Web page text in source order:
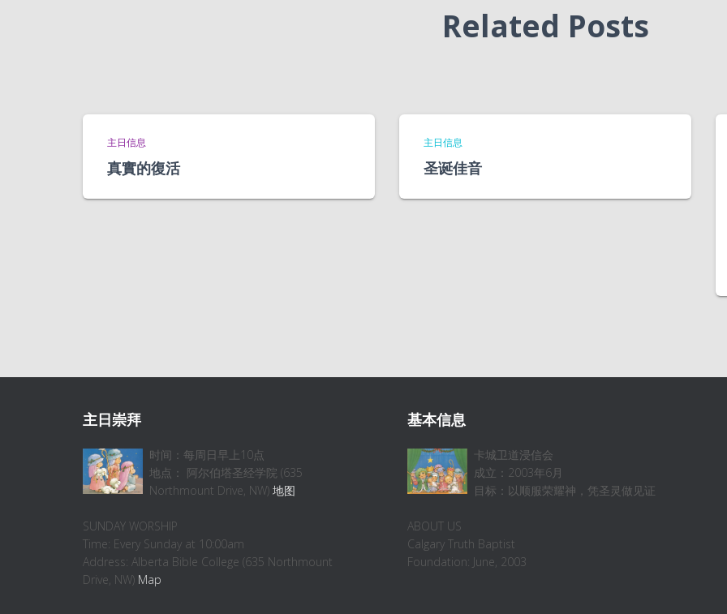
Related Posts
主日信息
真實的復活
主日信息
圣诞佳音
主日崇拜
时间：每周日早上10点
地点： 阿尔伯塔圣经学院 (635
Northmount Drive, NW) 地图
SUNDAY WORSHIP
Time: Every Sunday at 10:00am
Address: Alberta Bible College (635 Northmount
Drive, NW) Map
基本信息
卡城卫道浸信会
成立：2003年6月
目标：以顺服荣耀神，凭圣灵做见证
ABOUT US
Calgary Truth Baptist
Foundation: June, 2003